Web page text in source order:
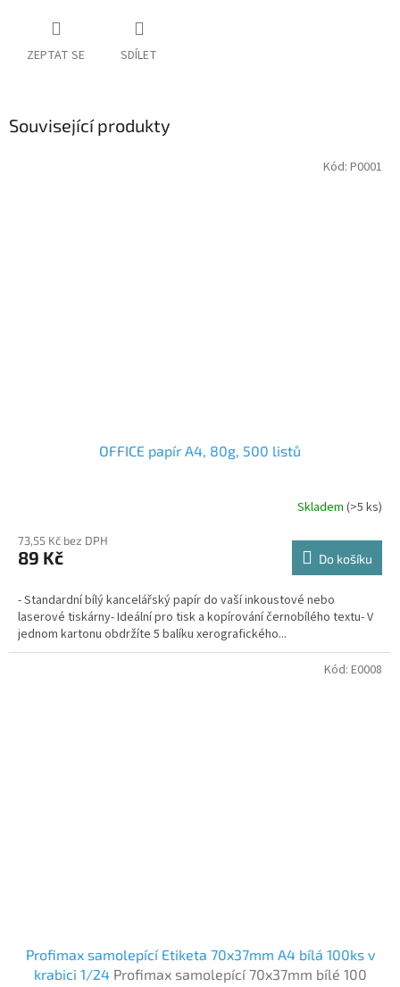
ZEPTAT SE SDÍLET
Související produkty
OFFICE papír A4, 80g, 500 listů
Skladem (>5 ks)
73,55 Kč bez DPH
89 Kč Do košíku
- Standardní bílý kancelářský papír do vaší inkoustové nebo
laserové tiskárny- Ideální pro tisk a kopírování černobílého textu- V
jednom kartonu obdržíte 5 balíku xerografického...
Kód: P0001
Profimax samolepící Etiketa 70x37mm A4 bílá 100ks v
krabici 1/24 Profimax samolepící 70x37mm bílé 100
Kód: E0008